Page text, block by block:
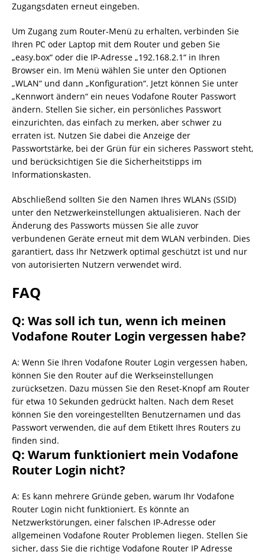
Zugangsdaten erneut eingeben.
Um Zugang zum Router-Menü zu erhalten, verbinden Sie
Ihren PC oder Laptop mit dem Router und geben Sie
„easy.box“ oder die IP-Adresse „192.168.2.1“ in Ihren
Browser ein. Im Menü wählen Sie unter den Optionen
„WLAN“ und dann „Konfiguration“. Jetzt können Sie unter
„Kennwort ändern“ ein neues Vodafone Router Passwort
ändern. Stellen Sie sicher, ein persönliches Passwort
einzurichten, das einfach zu merken, aber schwer zu
erraten ist. Nutzen Sie dabei die Anzeige der
Passwortstärke, bei der Grün für ein sicheres Passwort steht,
und berücksichtigen Sie die Sicherheitstipps im
Informationskasten.
Abschließend sollten Sie den Namen Ihres WLANs (SSID)
unter den Netzwerkeinstellungen aktualisieren. Nach der
Änderung des Passworts müssen Sie alle zuvor
verbundenen Geräte erneut mit dem WLAN verbinden. Dies
garantiert, dass Ihr Netzwerk optimal geschützt ist und nur
von autorisierten Nutzern verwendet wird.
FAQ
Q: Was soll ich tun, wenn ich meinen
Vodafone Router Login vergessen habe?
A: Wenn Sie Ihren Vodafone Router Login vergessen haben,
können Sie den Router auf die Werkseinstellungen
zurücksetzen. Dazu müssen Sie den Reset-Knopf am Router
für etwa 10 Sekunden gedrückt halten. Nach dem Reset
können Sie den voreingestellten Benutzernamen und das
Passwort verwenden, die auf dem Etikett Ihres Routers zu
finden sind.
Q: Warum funktioniert mein Vodafone
Router Login nicht?
A: Es kann mehrere Gründe geben, warum Ihr Vodafone
Router Login nicht funktioniert. Es könnte an
Netzwerkstörungen, einer falschen IP-Adresse oder
allgemeinen Vodafone Router Problemen liegen. Stellen Sie
sicher, dass Sie die richtige Vodafone Router IP Adresse